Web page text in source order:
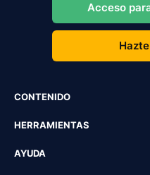
Acceso
CONTENIDO
HERRAMIENTAS
AYUDA